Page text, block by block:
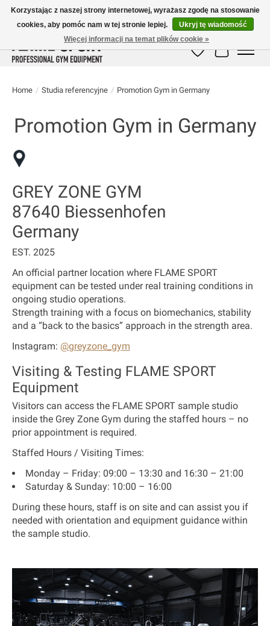
E-MAIL:info@flame-sport.deTEL.: +49 1525 9705 011
Lista życzeń
Koszyk
Home / Studia referencyjne / Promotion Gym in Germany
Promotion Gym in Germany
GREY ZONE GYM
87640 Biessenhofen
Germany
EST. 2025
An official partner location where FLAME SPORT
equipment can be tested under real training conditions in
ongoing studio operations.
Strength training with a focus on biomechanics, stability
and a “back to the basics” approach in the strength area.
Instagram: @greyzone_gym
Visiting & Testing FLAME SPORT
Equipment
Visitors can access the FLAME SPORT sample studio
inside the Grey Zone Gym during the staffed hours – no
prior appointment is required.
Staffed Hours / Visiting Times:
Monday – Friday: 09:00 – 13:30 and 16:30 – 21:00
Saturday & Sunday: 10:00 – 16:00
During these hours, staff is on site and can assist you if
needed with orientation and equipment guidance within
the sample studio.
Korzystając z naszej strony internetowej, wyrażasz zgodę na stosowanie
cookies, aby pomóc nam w tej stronie lepiej.
Ukryj tę wiadomość
Więcej informacji na temat plików cookie »